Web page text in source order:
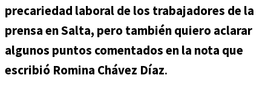
precariedad laboral de los trabajadores de la
prensa en Salta, pero también quiero aclarar
algunos puntos comentados en la nota que
escribió Romina Chávez Díaz.